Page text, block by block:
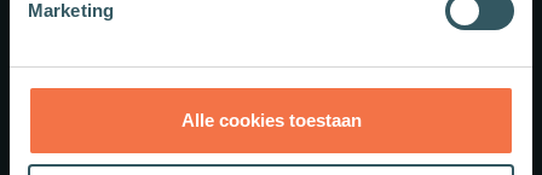
Marketing
Alle cookies toestaan
Schrijf je in voor onze nieuwsbrief.
Lid worden